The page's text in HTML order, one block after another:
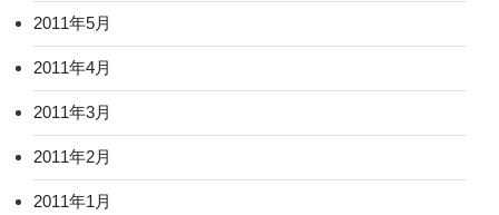
2011年5月
2011年4月
2011年3月
2011年2月
2011年1月